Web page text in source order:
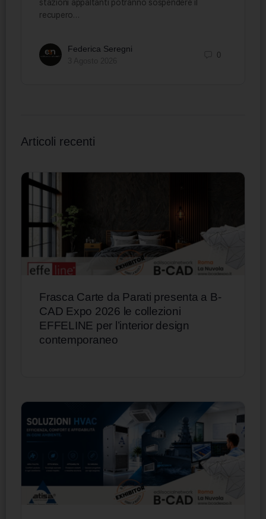
stazioni appaltanti potranno sospendere il
recupero…
Federica Seregni
0
Articoli recenti
Frasca Carte da Parati presenta a B-
CAD Expo 2026 le collezioni
EFFELINE per l’interior design
contemporaneo